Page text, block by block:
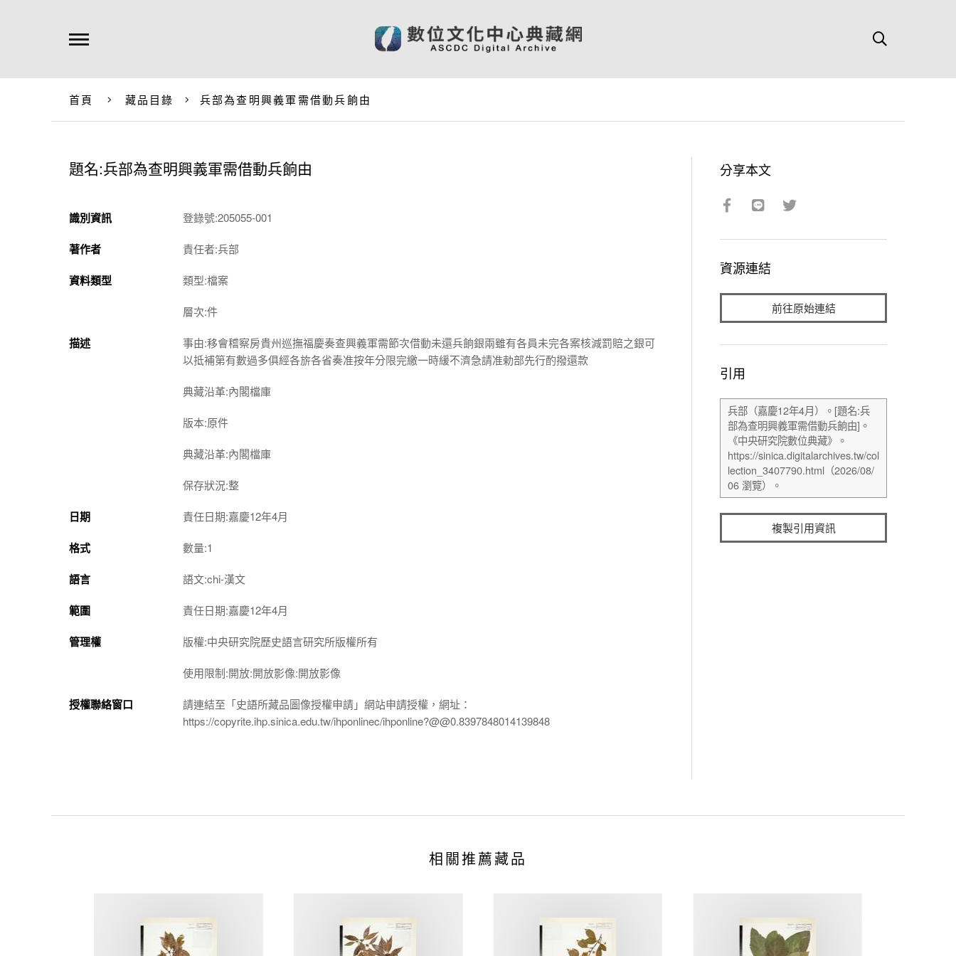
首頁 藏品目錄 兵部為查明興義軍需借動兵餉由
題名:兵部為查明興義軍需借動兵餉由
識別資訊 登錄號:205055-001
著作者 責任者:兵部
資料類型 類型:檔案
層次:件
描述
事由:移會稽察房貴州巡撫福慶奏查興義軍需節次借動未還兵餉銀兩雖有各員未完各案核減罰賠之銀可
以抵補第有數過多俱經各旂各省奏准按年分限完繳一時緩不濟急請准勅部先行酌撥還款
典藏沿革:內閣檔庫
版本:原件
典藏沿革:內閣檔庫
保存狀況:整
日期 責任日期:嘉慶12年4月
格式 數量:1
語言 語文:chi-漢文
範圍 責任日期:嘉慶12年4月
管理權 版權:中央研究院歷史語言研究所版權所有
使用限制:開放:開放影像:開放影像
授權聯絡窗口
請連結至「史語所藏品圖像授權申請」網站申請授權，網址：
https://copyrite.ihp.sinica.edu.tw/ihponlinec/ihponline?@@0.8397848014139848
分享本文
資源連結
前往原始連結
引用
複製引用資訊
相關推薦藏品